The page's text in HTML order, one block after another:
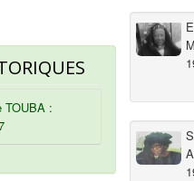
TOUBA :